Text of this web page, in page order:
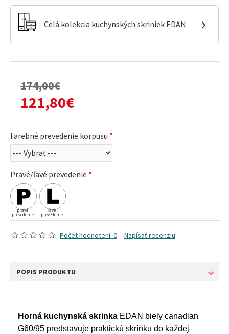
Celá kolekcia kuchynských skriniek EDAN ›
Počet hodnotení: 0 - Napísať recenziu
174,00€
121,80€
Farebné prevedenie korpusu
Pravé/ľavé prevedenie
pravé
prevedenie
ľavé
prevedenie
POPIS PRODUKTU
Horná kuchynská skrinka EDAN biely canadian
G60/95 predstavuje praktickú skrinku do každej